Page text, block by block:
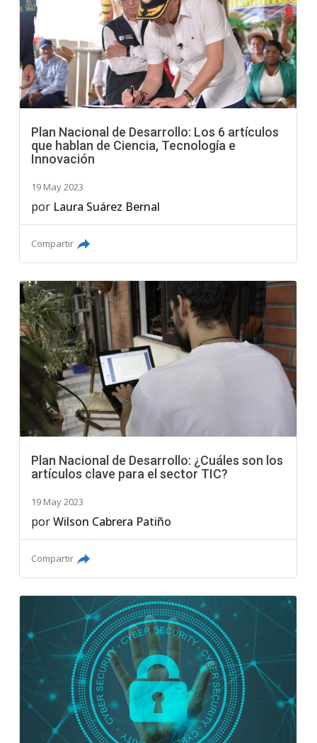
Plan Nacional de Desarrollo: Los 6 artículos
que hablan de Ciencia, Tecnología e
Innovación
19 May 2023
por Laura Suárez Bernal
Compartir
Plan Nacional de Desarrollo: ¿Cuáles son los
artículos clave para el sector TIC?
19 May 2023
porWilson Cabrera Patiño
Compartir